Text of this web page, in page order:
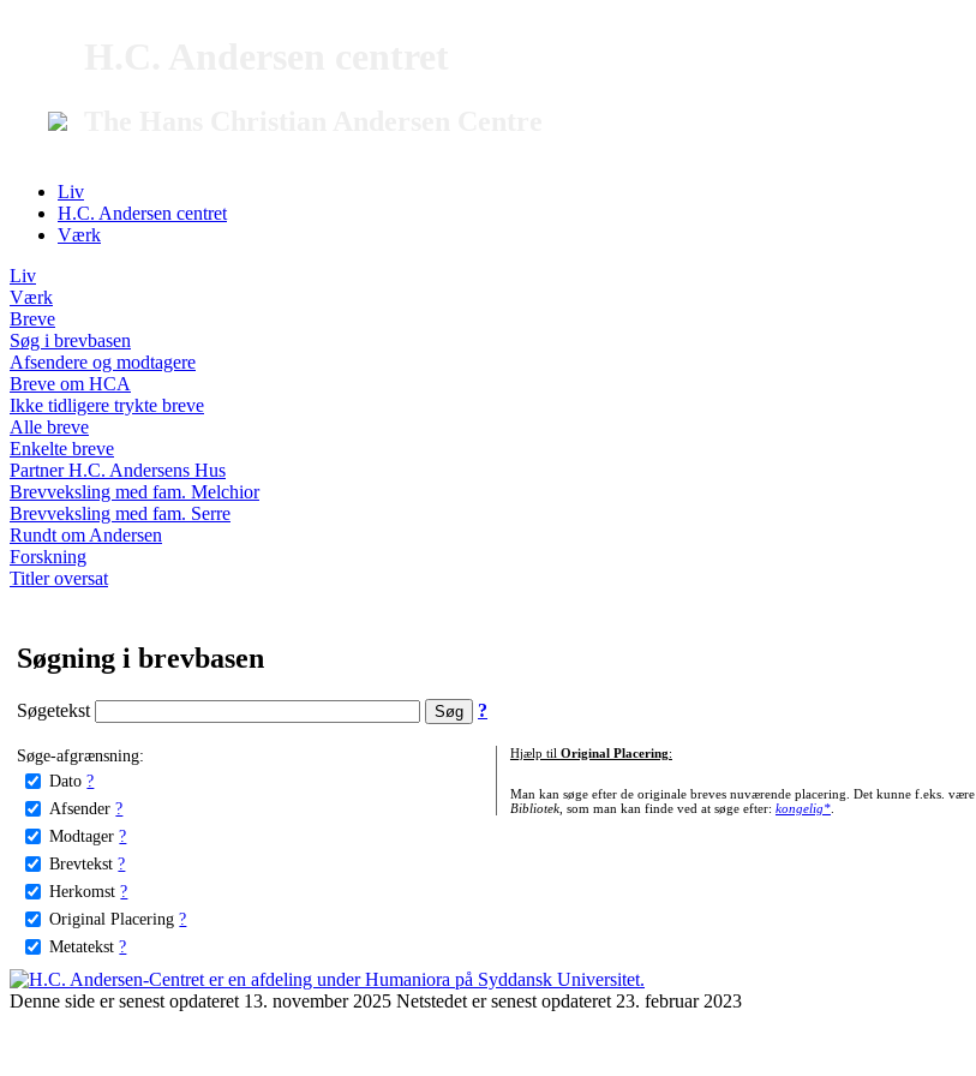
Liv
H.C. Andersen centret
Værk
Liv
Værk
Breve
Søg i brevbasen
Afsendere og modtagere
Breve om HCA
Ikke tidligere trykte breve
Alle breve
Enkelte breve
Partner H.C. Andersens Hus
Brevveksling med fam. Melchior
Brevveksling med fam. Serre
Rundt om Andersen
Forskning
Titler oversat
Søgning i brevbasen
Søgetekst ?
Søge-afgrænsning:
Dato ?
Afsender ?
Modtager ?
Brevtekst ?
Herkomst ?
Original Placering ?
Metatekst ?
Hjælp til Original Placering:
Man kan søge efter de originale breves nuværende placering. Det kunne f.eks. være
Bibliotek, som man kan finde ved at søge efter: kongelig*.
Denne side er senest opdateret 13. november 2025 Netstedet er senest opdateret 23. februar 2023